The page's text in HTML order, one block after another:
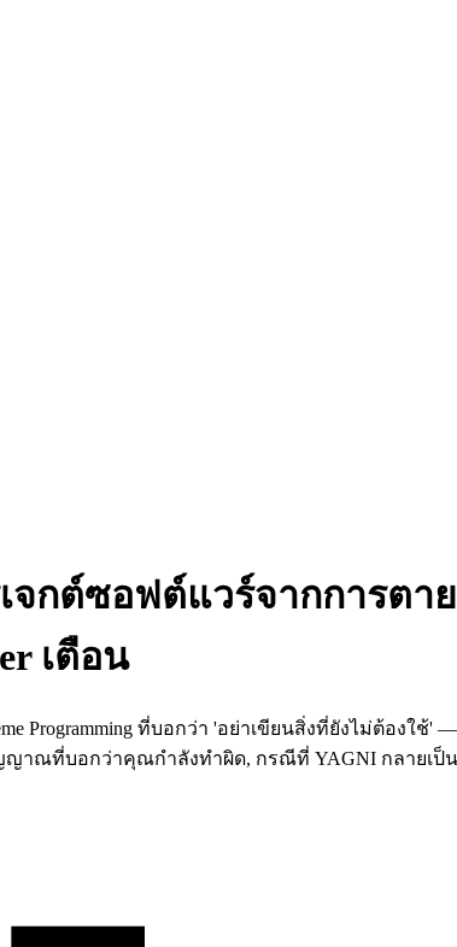
กต์ซอฟต์แวร์จากการตาย
เตือน
Programming ที่บอกว่า 'อย่าเขียนสิ่งที่ยังไม่ต้อ
สัญญาณที่บอกว่าคุณกำลังทำผิด, กรณีที่ YAGNI กลาย